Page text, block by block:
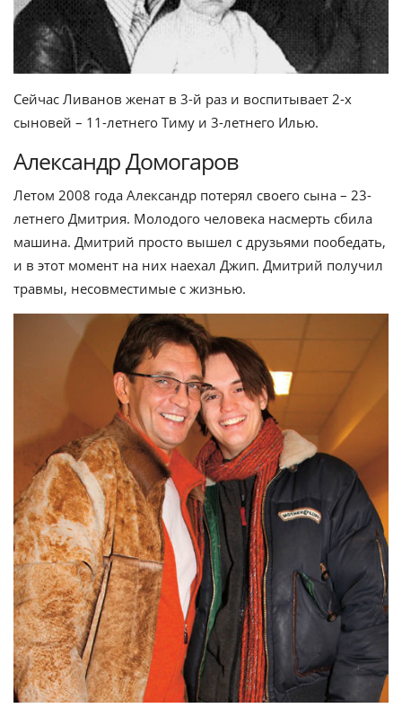
Сейчас Ливанов женат в 3-й раз и воспитывает 2-х
сыновей – 11-летнего Тиму и 3-летнего Илью.
Александр Домогаров
Летом 2008 года Александр потерял своего сына – 23-
летнего Дмитрия. Молодого человека насмерть сбила
машина. Дмитрий просто вышел с друзьями пообедать,
и в этот момент на них наехал Джип. Дмитрий получил
травмы, несовместимые с жизнью.